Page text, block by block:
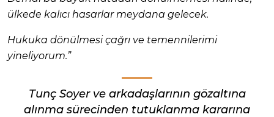
ülkede kalıcı hasarlar meydana gelecek.
Hukuka dönülmesi çağrı ve temennilerimi
yineliyorum.”
Tunç Soyer ve arkadaşlarının gözaltına
alınma sürecinden tutuklanma kararına